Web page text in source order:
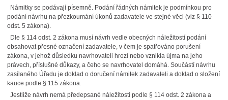
Námitky se podávají písemně. Podání řádných námitek je podmínkou pro
podání návrhu na přezkoumání úkonů zadavatele ve stejné věci (viz § 110
odst. 5 zákona).
Dle § 114 odst. 2 zákona musí návrh vedle obecných náležitostí podání
obsahovat přesné označení zadavatele, v čem je spatřováno porušení
zákona, v jehož důsledku navrhovateli hrozí nebo vznikla újma na jeho
právech, příslušné důkazy, a čeho se navrhovatel domáhá. Součástí návrhu
zasílaného Úřadu je doklad o doručení námitek zadavateli a doklad o složení
kauce podle § 115 zákona.
Jestliže návrh nemá předepsané náležitosti podle § 114 odst. 2 zákona a